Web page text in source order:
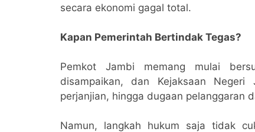
secara ekonomi gagal total.
Kapan Pemerintah Bertindak Tegas?
Pemkot Jambi memang mulai
disampaikan, dan Kejaksaan
perjanjian, hingga dugaan pelanggaran
Namun, langkah hukum saja tidak